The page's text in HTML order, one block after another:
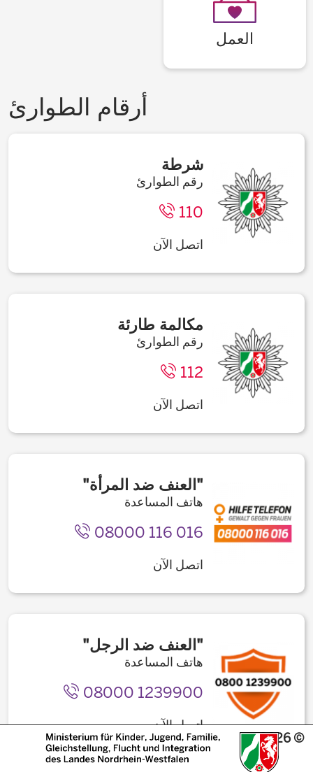
العمل
أرقام الطوارئ
شرطة
رقم الطوارئ
110
اتصل الآن
مكالمة طارئة
رقم الطوارئ
112
اتصل الآن
"العنف ضد المرأة"
هاتف المساعدة
08000 116 016
اتصل الآن
"العنف ضد الرجل"
هاتف المساعدة
08000 1239900
اتصل الآن
© 2026